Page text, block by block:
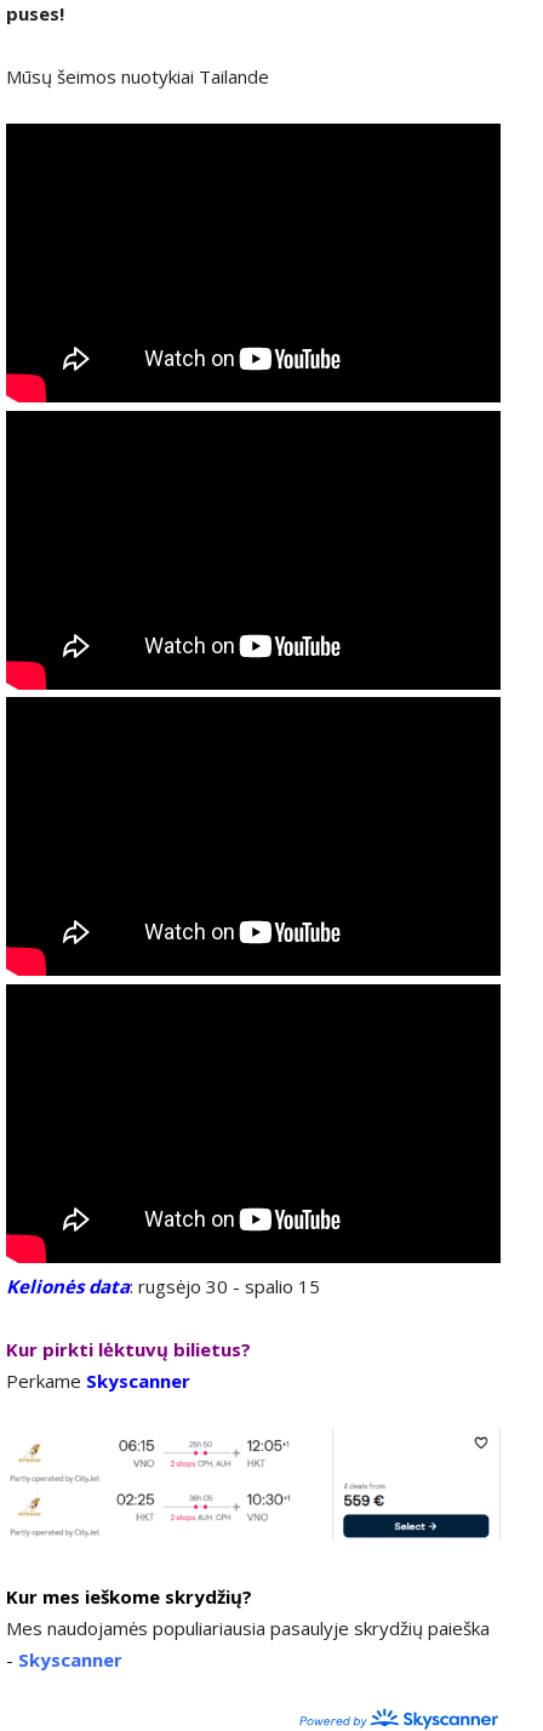
puses!
Mūsų šeimos nuotykiai Tailande
Kelionės data: rugsėjo 30 - spalio 15
Kur pirkti lėktuvų bilietus?
Perkame Skyscanner
Kur mes ieškome skrydžių?
Mes naudojamės populiariausia pasaulyje skrydžių paieška
- Skyscanner